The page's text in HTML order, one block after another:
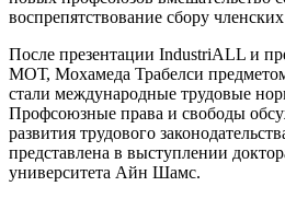
воспрепятствование сбору
После презентации IndustriALL и
МОТ, Мохамеда Трабелси
стали международные трудовые
Профсоюзные права и свободы
развития трудового
представлена в выступлении
университета Айн Шамс.